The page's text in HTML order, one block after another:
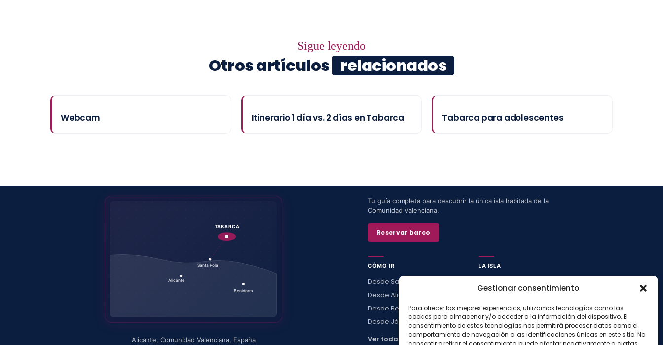
Gestionar consentimiento
Para ofrecer las mejores experiencias, utilizamos tecnologías como las
cookies para almacenar y/o acceder a la información del dispositivo. El
consentimiento de estas tecnologías nos permitirá procesar datos como el
comportamiento de navegación o las identificaciones únicas en este sitio. No
consentir o retirar el consentimiento, puede afectar negativamente a ciertas
Sigue leyendo
Otros artículos relacionados
Webcam Itinerario 1 día vs. 2 días en Tabarca Tabarca para adolescentes
TABARCA
Santa Pola
Alicante
Benidorm
Alicante, Comunidad Valenciana, España
Tu guía completa para descubrir la única isla habitada de la
Comunidad Valenciana.
Reservar barco
CÓMO IR
Desde Santa Pola
Desde Alicante
Desde Benidorm
Desde Jávea
Ver todas →
LA ISLA
Con niños
Preguntas frecuentes
Press kit